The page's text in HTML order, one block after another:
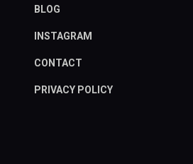
BLOG
INSTAGRAM
CONTACT
PRIVACY POLICY